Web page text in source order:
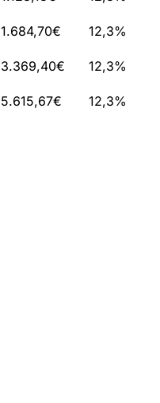
1.684,70€ 12,3%
3.369,40€ 12,3%
5.615,67€ 12,3%